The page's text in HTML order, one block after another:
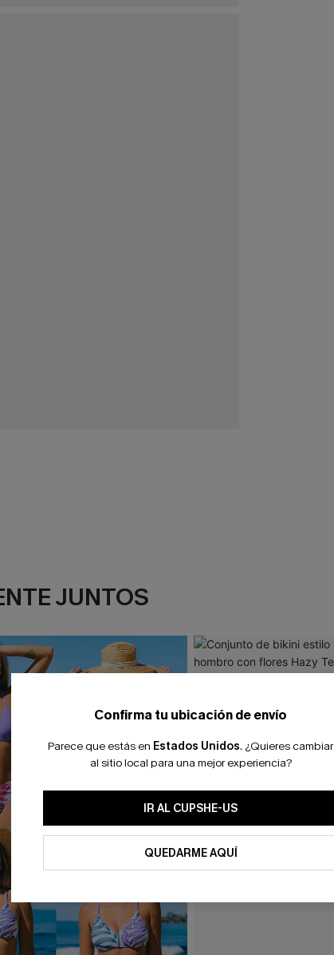
JUNTOS
Confirma tu ubicación de envío
Parece que estás en Estados Unidos. ¿Quieres cambiar
al sitio local para una mejor experiencia?
IR AL CUPSHE-US
QUEDARME AQUÍ